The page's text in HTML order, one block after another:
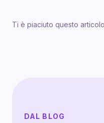
Ti è piaciuto questo
DAL BLOG